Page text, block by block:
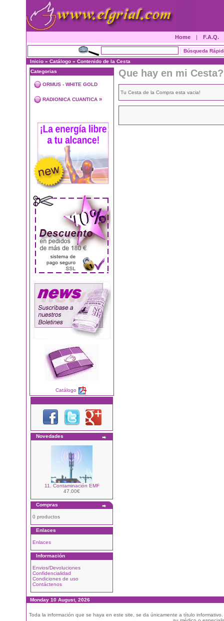
Home | F.A.Q.
Inicio » Catálogo » Contenido de la Cesta
Categorias
ORMUS - WHITE GOLD
RADIONICA CUANTICA »
Catálogo
Novedades
11. Contaminación EMF
47.00€
Compras
0 productos
Enlaces
Enlaces
Información
Envios/Devoluciones
Confidencialidad
Condiciones de uso
Contáctenos
Que hay en mi Cesta?
Tu Cesta de la Compra esta vacia!
Monday 10 August, 2026
Toda la información que se haya en este site, se da únicamente a título